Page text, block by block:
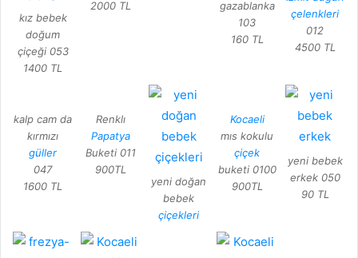
kız bebek
doğum
çiçeği 053
1400 TL
2000 TL
gazablanka
103
160 TL
çelenkleri
012
4500 TL
kalp cam da
kırmızı
güller
047
1600 TL
Renklı
Papatya
Buketi 011
900TL
yeni doğan
bebek
çiçekleri
Kocaeli
mıs kokulu
çiçek
buketi 0100
900TL
yeni bebek
erkek 050
90 TL